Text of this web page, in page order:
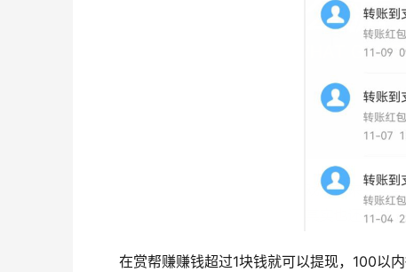
在赏帮赚赚钱超过1块钱就可以提现，100以